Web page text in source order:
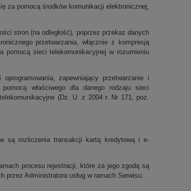
za pomocą środków komunikacji elektronicznej,
stron (na odległość), poprzez przekaz danych
przetwarzania, włącznie z kompresją
pomocą sieci telekomunikacyjnej w rozumieniu
zapewniający przetwarzanie i
właściwego dla danego rodzaju sieci
(Dz. U. z 2004 r. Nr 171, poz.
są rozliczenia transakcji kartą kredytową i e-
procesu rejestracji, które za jego zgodą są
Administratora usług w ramach Serwisu.